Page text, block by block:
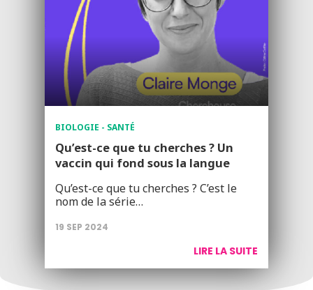
BIOLOGIE - SANTÉ
Qu’est-ce que tu cherches ? Un
vaccin qui fond sous la langue
Qu’est-ce que tu cherches ? C’est le
nom de la série…
19 SEP 2024
LIRE LA SUITE